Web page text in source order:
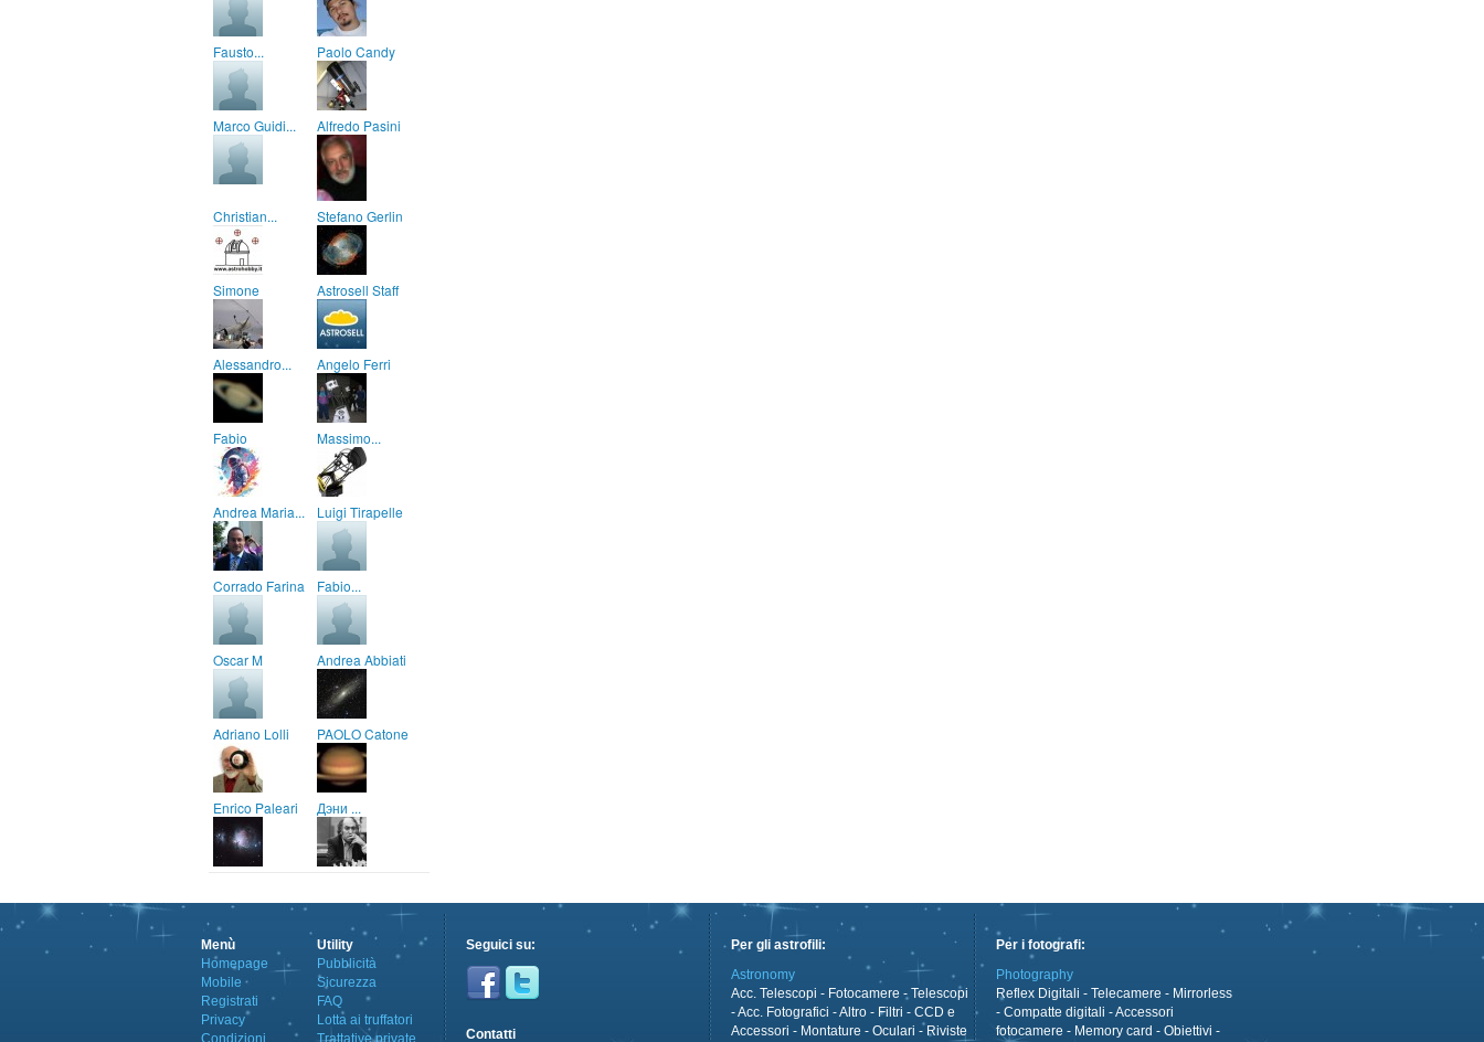
Fausto... Paolo Candy
Marco Guidi... Alfredo Pasini
Christian... Stefano Gerlin
Simone Astrosell Staff
Alessandro... Angelo Ferri
Fabio Massimo...
Andrea Maria... Luigi Tirapelle
Corrado Farina Fabio...
Oscar M Andrea Abbiati
Adriano Lolli PAOLO Catone
Enrico Paleari Дэни ...
Menù
Homepage
Mobile
Registrati
Privacy
Condizioni
Utility
Pubblicità
Sicurezza
FAQ
Lotta ai truffatori
Trattative private
Seguici su:
Contatti
Per gli astrofili:
Astronomy
Acc. Telescopi - Fotocamere - Telescopi
-Acc. Fotografici -Altro - Filtri - CCD e
Accessori - Montature - Oculari -Riviste
Per i fotografi:
Photography
Reflex Digitali - Telecamere - Mirrorless
- Compatte digitali -Accessori
fotocamere - Memory card - Obiettivi -